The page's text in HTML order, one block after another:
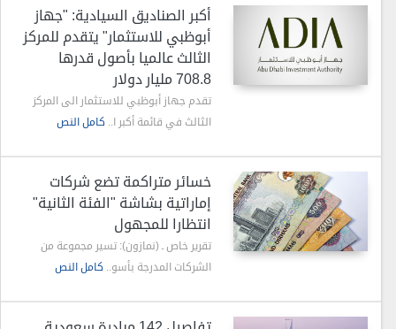
أكبر الصناديق السيادية: "جهاز
أبوظبي للاستثمار" يتقدم للمركز
الثالث عالميا بأصول قدرها
708.8 مليار دولار
تقدم جهاز أبوظبي للاستثمار الى المركز
الثالث في قائمة أكبر ا.. كامل النص
خسائر متراكمة تضع شركات
إماراتية بشاشة "الفئة الثانية"
انتظارا للمجهول
تقرير خاص ـ (نمازون): تسير مجموعة من
الشركات المدرجة بأسو.. كامل النص